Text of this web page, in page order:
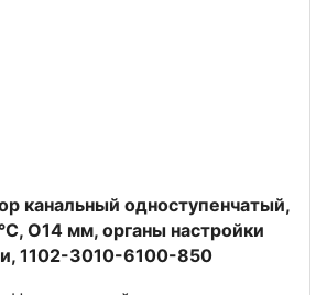
канальный одноступенчатый,
O14 мм, органы настройки
1102-3010-6100-850